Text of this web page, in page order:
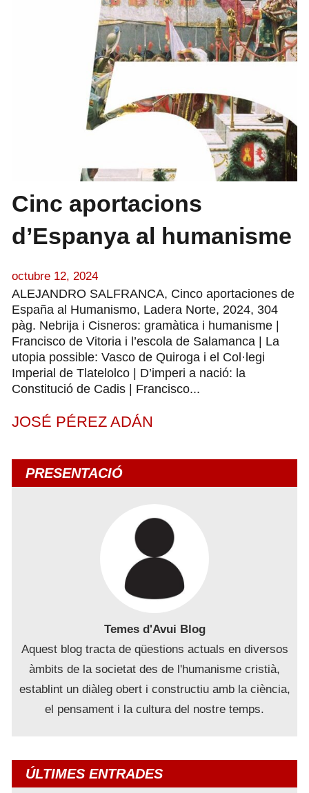
Cinc aportacions
d’Espanya al humanisme
octubre 12, 2024
ALEJANDRO SALFRANCA, Cinco aportaciones de
España al Humanismo, Ladera Norte, 2024, 304
pàg. Nebrija i Cisneros: gramàtica i humanisme |
Francisco de Vitoria i l’escola de Salamanca | La
utopia possible: Vasco de Quiroga i el Col·legi
Imperial de Tlatelolco | D’imperi a nació: la
Constitució de Cadis | Francisco...
JOSÉ PÉREZ ADÁN
PRESENTACIÓ
Temes d'Avui Blog
Aquest blog tracta de qüestions actuals en diversos
àmbits de la societat des de l'humanisme cristià,
establint un diàleg obert i constructiu amb la ciència,
el pensament i la cultura del nostre temps.
ÚLTIMES ENTRADES